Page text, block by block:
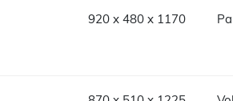
920 x 480 x 1170